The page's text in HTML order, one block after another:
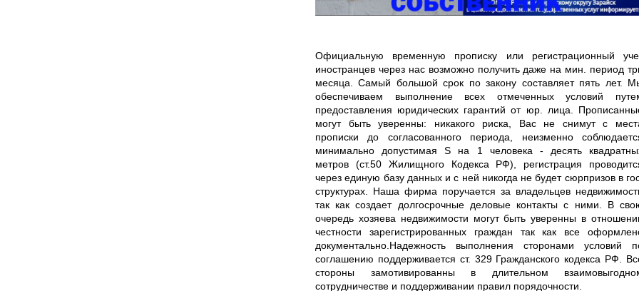
Официальную временную прописку или регистрационный
иностранцев через нас возможно получить даже на мин. период
месяца. Самый большой срок по закону составляет пять лет.
обеспечиваем выполнение всех отмеченных условий
предоставления юридических гарантий от юр. лица.
могут быть уверенны: никакого риска, Вас не снимут с
прописки до согласованного периода, неизменно
минимально допустимая S на 1 человека - десять
метров (ст.50 Жилищного Кодекса РФ), регистрация
через единую базу данных и с ней никогда не будет сюрпризов в
структурах. Наша фирма поручается за владельцев
так как создает долгосрочные деловые контакты с ними. В
очередь хозяева недвижимости могут быть уверенны в
честности зарегистрированных граждан так как все
документально.Надежность выполнения сторонами условий
соглашению поддерживается ст. 329 Гражданского кодекса РФ.
стороны замотивированны в длительном
сотрудничестве и поддерживании правил порядочности.